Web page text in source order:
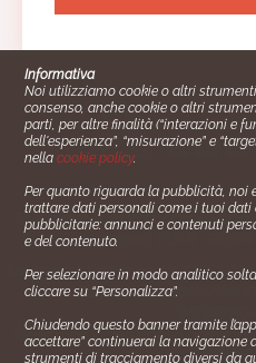
Cucinare.it è un marchio
copyright 2014 - 2024
Azienda certiﬁcata ISO
- Azienda certiﬁcata
Gestione consensi e
Informativa
Noi utilizziamo cookie o altri
consenso, anche cookie o altri
parti, per altre finalità (“interazioni e
dell'esperienza”, “misurazione” e
nellacookie policy.
Per quanto riguarda la pubblicità, noi
trattare dati personali come i tuoi
pubblicitarie: annunci e contenuti
e del contenuto.
Per selezionare in modo analitico
cliccare su “Personalizza”.
Chiudendo questo banner tramite
accettare” continuerai la navigazione
strumenti di tracciamento diversi da